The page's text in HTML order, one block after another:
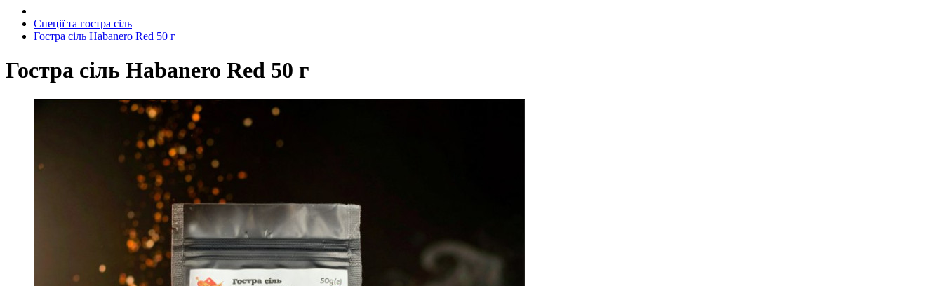
Спеції та гостра сіль
Гостра сіль Habanero Red 50 г
Гостра сіль Habanero Red 50 г